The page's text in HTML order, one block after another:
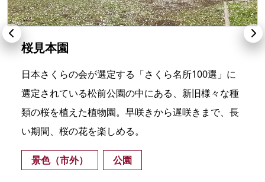
桜見本園
日本さくらの会が選定する「さくら名所100選」に
選定されている松前公園の中にある、新旧様々な種
類の桜を植えた植物園。早咲きから遅咲きまで、長
い期間、桜の花を楽しめる。
景色（市外） 公園